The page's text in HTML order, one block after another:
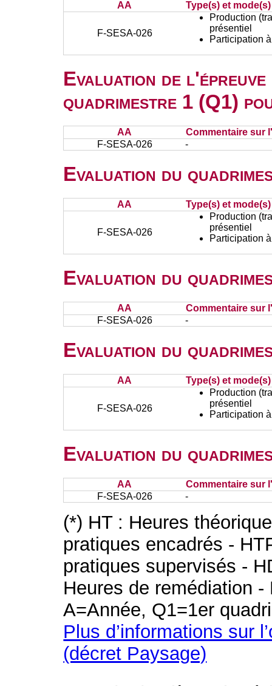
AA Type(s) et
F-SESA-026
Production
présentiel
Participation
Evaluation de
quadrimestre 1 (Q1)
AA
Commentaire sur
F-SESA-026
-
Evaluation du
AA Type(s) et
F-SESA-026
Production
présentiel
Participation
Evaluation du
AA
Commentaire sur
F-SESA-026
-
Evaluation du
AA Type(s) et
F-SESA-026
Production
présentiel
Participation
Evaluation du
AA
Commentaire sur
F-SESA-026
-
(*) HT : Heures
pratiques encadrés -
pratiques supervisés -
Heures de remédiation
A=Année, Q1=1er
Plus d’informations sur
(décret Paysage)